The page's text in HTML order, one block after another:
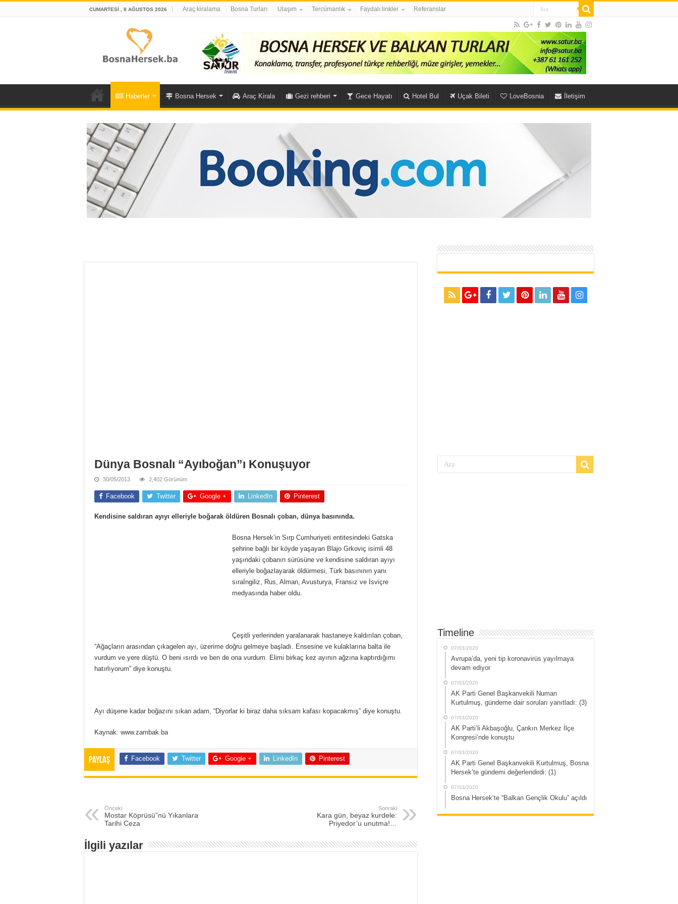
CUMARTESI , 8 AĞUSTOS 2026 Araç kiralama Bosna Turları Ulaşım Tercümanlık Faydalı linkler Referanslar
Haberler Bosna Hersek Araç Kirala Gezi rehberi Gece Hayatı Hotel Bul Uçak Bileti LoveBosnia İletişim
Dünya Bosnalı “Ayıboğan”ı Konuşuyor
30/05/2013 2,402 Görünüm
Facebook Twitter Google + LinkedIn Pinterest
Kendisine saldıran ayıyı elleriyle boğarak öldüren Bosnalı çoban, dünya basınında.
Bosna Hersek’in Sırp Cumhuriyeti entitesindeki Gatska
şehrine bağlı bir köyde yaşayan Blajo Grkoviç isimli 48
yaşındaki çobanın sürüsüne ve kendisine saldıran ayıyı
elleriyle boğazlayarak öldürmesi, Türk basınının yanı
sıraİngiliz, Rus, Alman, Avusturya, Fransız ve İsviçre
medyasında haber oldu.
Çeşitli yerlerinden yaralanarak hastaneye kaldırılan çoban,
“Ağaçların arasından çıkagelen ayı, üzerime doğru gelmeye başladı. Ensesine ve kulaklarına balta ile
vurdum ve yere düştü. O beni ısırdı ve ben de ona vurdum. Elimi birkaç kez ayının ağzına kaptırdığımı
hatırlıyorum” diye konuştu.
Ayı düşene kadar boğazını sıkan adam, “Diyorlar ki biraz daha sıksam kafası kopacakmış” diye konuştu.
Kaynak: www.zambak.ba
Paylaş Facebook Twitter Google + LinkedIn Pinterest
Önceki
Mostar Köprüsü”nü Yıkanlara
Tarihi Ceza
Sonraki
Kara gün, beyaz kurdele:
Priyedor’u unutma!…
İlgili yazılar
Timeline
07/03/2020
Avrupa’da, yeni tip koronavirüs yayılmaya
devam ediyor
07/03/2020
AK Parti Genel Başkanvekili Numan
Kurtulmuş, gündeme dair soruları yanıtladı: (3)
07/03/2020
AK Parti’li Akbaşoğlu, Çankırı Merkez İlçe
Kongresi’nde konuştu
07/03/2020
AK Parti Genel Başkanvekili Kurtulmuş, Bosna
Hersek’te gündemi değerlendirdi: (1)
07/03/2020
Bosna Hersek’te “Balkan Gençlik Okulu” açıldı